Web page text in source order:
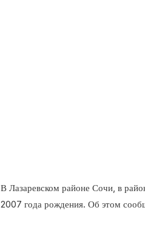
В Лазаревском районе Сочи, в
травмировало девушку 2007